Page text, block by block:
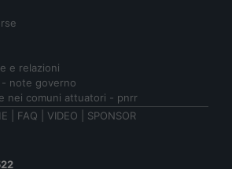
e relazioni
note governo
nei comuni attuatori - pnrr
FAQ VIDEO SPONSOR